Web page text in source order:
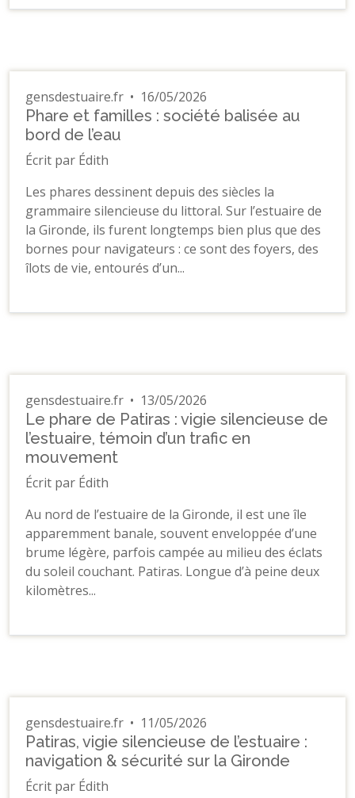
gensdestuaire.fr • 16/05/2026
Phare et familles : société balisée au
bord de l’eau
Écrit par Édith
Les phares dessinent depuis des siècles la
grammaire silencieuse du littoral. Sur l’estuaire de
la Gironde, ils furent longtemps bien plus que des
bornes pour navigateurs : ce sont des foyers, des
îlots de vie, entourés d’un...
gensdestuaire.fr • 13/05/2026
Le phare de Patiras : vigie silencieuse de
l’estuaire, témoin d’un trafic en
mouvement
Écrit par Édith
Au nord de l’estuaire de la Gironde, il est une île
apparemment banale, souvent enveloppée d’une
brume légère, parfois campée au milieu des éclats
du soleil couchant. Patiras. Longue d’à peine deux
kilomètres...
gensdestuaire.fr • 11/05/2026
Patiras, vigie silencieuse de l’estuaire :
navigation & sécurité sur la Gironde
Écrit par Édith